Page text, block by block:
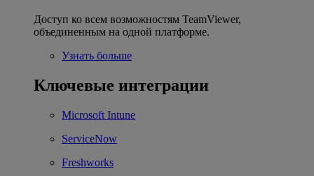
Доступ ко всем возможностям TeamViewer,
объединенным на одной платформе.
Узнать больше
Ключевые интеграции
Microsoft Intune
ServiceNow
Freshworks